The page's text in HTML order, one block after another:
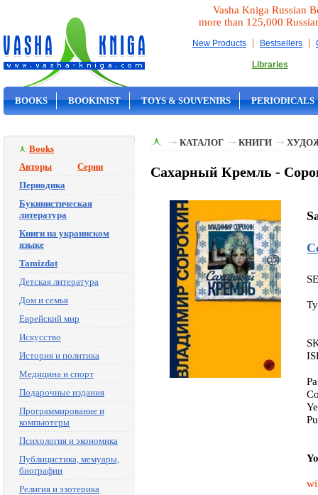
Vasha Kniga Russian
more than 125,000
New Products | Bestsellers |
Libraries
BOOKS BOOKINIST TOYS & SOUVENIRS PERIODICALS
Books
Авторы
Серии
Периодика
Букинистическая
литература
Книги на украинском
языке
Tamizdat
Детская литература
Дом и семья
Еврейский мир
Искусство
История и политика
Медицина и спорт
Подарочные издания
Программирование и
компьютеры
Психология и экономика
Публицистика, мемуары,
биографии
Религия и эзотерика
КАТАЛОГ КНИГИ
Сахарный Кремль -